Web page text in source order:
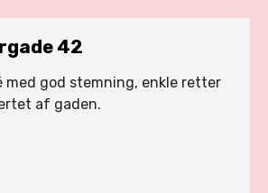
42
med god stemning, enkle retter
af gaden.